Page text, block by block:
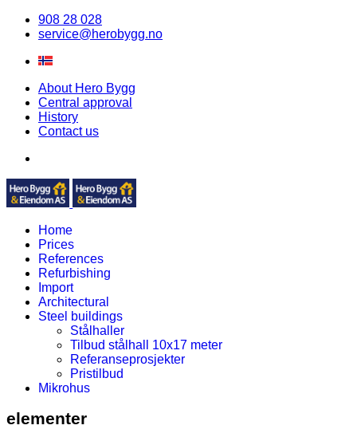
908 28 028
service@herobygg.no
About Hero Bygg
Central approval
History
Contact us
Home
Prices
References
Refurbishing
Import
Architectural
Steel buildings
Stålhaller
Tilbud stålhall 10x17 meter
Referanseprosjekter
Pristilbud
Mikrohus
elementer